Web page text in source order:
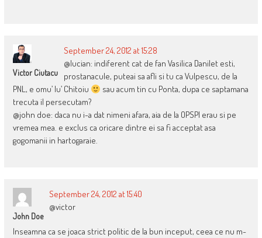
Victor Ciutacu
September 24, 2012 at 15:28
@lucian: indiferent cat de fan Vasilica Danilet esti,
prostanacule, puteai sa afli si tu ca Vulpescu, de la
PNL, e omu’ lu’ Chitoiu
sau acum tin cu Ponta, dupa ce saptamana
trecuta il persecutam?
@john doe: daca nu i-a dat nimeni afara, aia de la OPSPI erau si pe
vremea mea. e exclus ca oricare dintre ei sa fi acceptat asa
gogomanii in hartogaraie.
John Doe
September 24, 2012 at 15:40
@victor
Inseamna ca se joaca strict politic de la bun inceput, ceea ce nu m-